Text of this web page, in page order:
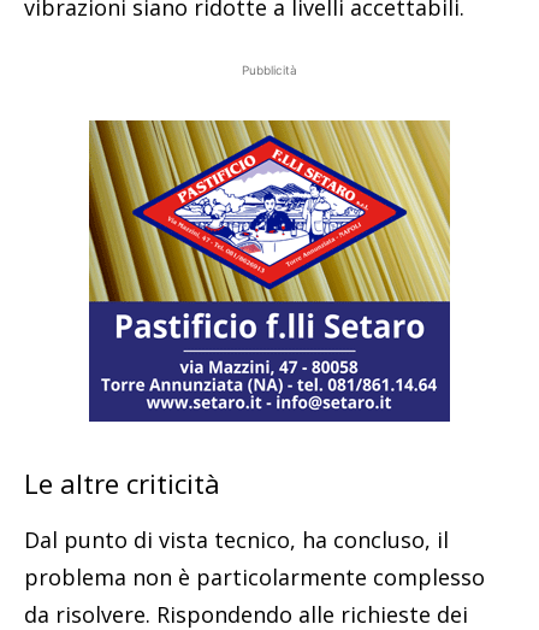
vibrazioni siano ridotte a livelli accettabili.
Pubblicità
Le altre criticità
Dal punto di vista tecnico, ha concluso, il
problema non è particolarmente complesso
da risolvere. Rispondendo alle richieste dei